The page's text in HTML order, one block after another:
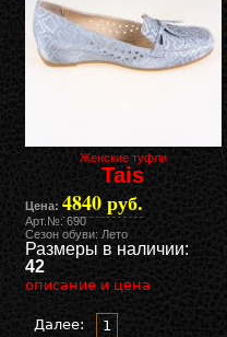
Женские туфли
Tais
Цена: 4840 руб.
Арт.№: 690
Сезон обуви: Лето
Размеры в наличии:
42
описание и цена
Далее: 1